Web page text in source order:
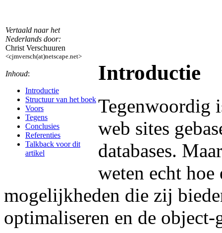
Vertaald naar het
Nederlands door:
Christ Verschuuren
<cjmversch(at)netscape.net>
Inhoud:
Introductie
Structuur van het boek
Voors
Tegens
Conclusies
Referenties
Talkback voor dit
artikel
Introductie
Tegenwoordig
web sites
databases.
weten echt hoe
mogelijkheden die zij
optimaliseren en de object-